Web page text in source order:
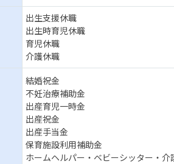
出生支援休職
出生時育児休職
育児休職
介護休職
結婚祝金
不妊治療補助金
出産育児一時金
出産祝金
出産手当金
保育施設利用補助金
ホームヘルパー・ベビーシッター・